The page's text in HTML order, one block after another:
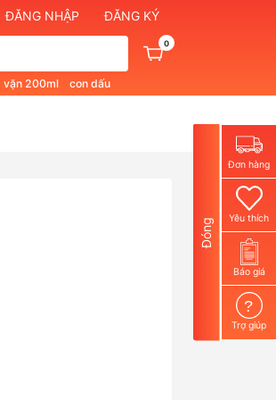
ĐĂNG NHẬP ĐĂNG KÝ
vặn 200ml
con dấu
0
Đóng
Đơn hàng
Yêu thích
Báo giá
?
Trợ giúp